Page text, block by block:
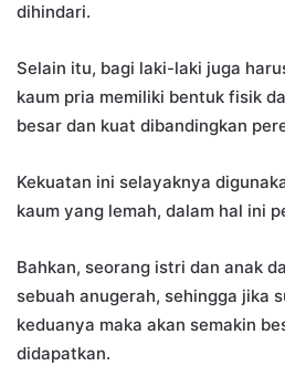
dihindari.
Selain itu, bagi laki-laki juga
kaum pria memiliki bentuk fisik
besar dan kuat dibandingkan
Kekuatan ini selayaknya
kaum yang lemah, dalam hal ini
Bahkan, seorang istri dan anak
sebuah anugerah, sehingga jika
keduanya maka akan semakin
didapatkan.